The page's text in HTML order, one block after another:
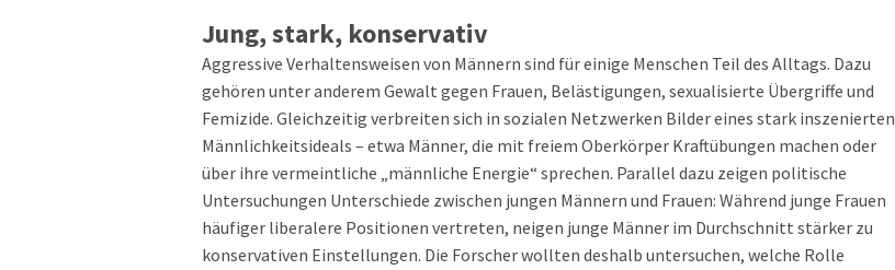
Jung, stark, konservativ
Aggressive Verhaltensweisen von Männern sind für einige Menschen Teil des Alltags. Dazu
gehören unter anderem Gewalt gegen Frauen, Belästigungen, sexualisierte Übergriffe und
Femizide. Gleichzeitig verbreiten sich in sozialen Netzwerken Bilder eines stark inszenierten
Männlichkeitsideals – etwa Männer, die mit freiem Oberkörper Kraftübungen machen oder
über ihre vermeintliche „männliche Energie“ sprechen. Parallel dazu zeigen politische
Untersuchungen Unterschiede zwischen jungen Männern und Frauen: Während junge Frauen
häufiger liberalere Positionen vertreten, neigen junge Männer im Durchschnitt stärker zu
konservativen Einstellungen. Die Forscher wollten deshalb untersuchen, welche Rolle